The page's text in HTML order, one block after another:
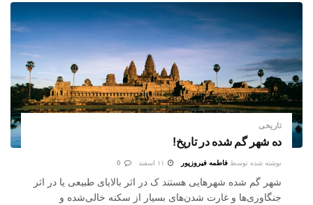
تاریخی
ده شهر گم شده در تاریخ!
نوشته شده توسط فاطمه فیروزپور
شهر گم شده شهرهایی هستند ک در اثر بالایای طبیعی یا در اثر
جنگاوری‌ها و غارت شدن‌های بسیار از سکنه خالی‌شده و